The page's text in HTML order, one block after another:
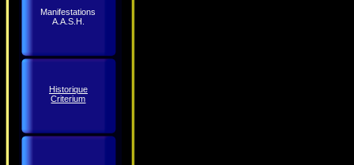
Manifestations
A.A.S.H.
Historique
Criterium